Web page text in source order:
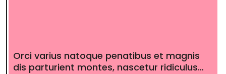
Orci varius natoque penatibus et magnis
dis parturient montes, nascetur ridiculus…